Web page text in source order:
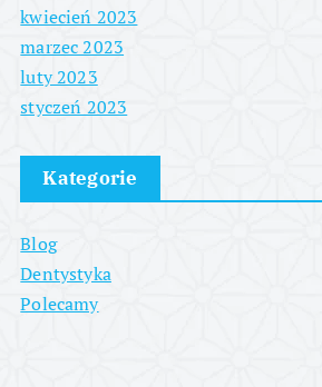
kwiecień 2023
marzec 2023
luty 2023
styczeń 2023
Kategorie
Blog
Dentystyka
Polecamy